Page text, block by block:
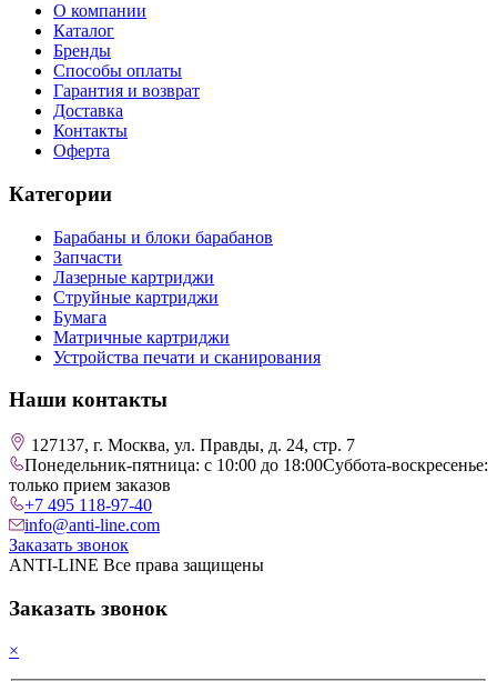
О компании
Каталог
Бренды
Способы оплаты
Гарантия и возврат
Доставка
Контакты
Оферта
Категории
Барабаны и блоки барабанов
Запчасти
Лазерные картриджи
Струйные картриджи
Бумага
Матричные картриджи
Устройства печати и сканирования
Наши контакты
127137, г. Москва, ул. Правды, д. 24, стр. 7
Понедельник-пятница: с 10:00 до 18:00Суббота-воскресенье:
только прием заказов
+7 495 118-97-40
info@anti-line.com
Заказать звонок
ANTI-LINE Все права защищены
Заказать звонок
×